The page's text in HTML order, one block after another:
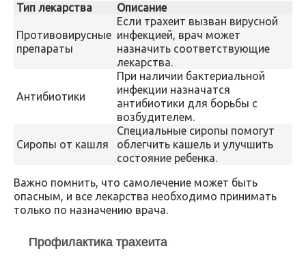
Тип лекарства
Описание
Противовирусные
препараты
Если трахеит вызван вирусной
инфекцией, врач может
назначить соответствующие
лекарства.
Антибиотики
При наличии бактериальной
инфекции назначатся
антибиотики для борьбы с
возбудителем.
Сиропы от кашля
Специальные сиропы помогут
облегчить кашель и улучшить
состояние ребенка.
Важно помнить, что самолечение может быть
опасным, и все лекарства необходимо принимать
только по назначению врача.
Профилактика трахеита